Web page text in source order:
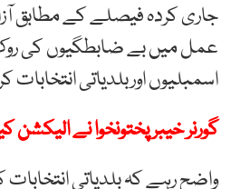
جاری کردہ فیصلے کے مطابق
عمل میں بے ضابطگیوں کی
اسمبلیوں اوربلدیاتی
گورنر خیبرپختونخوا نے الیکشن کیلئے 8 اکتوبر کی تاریخ